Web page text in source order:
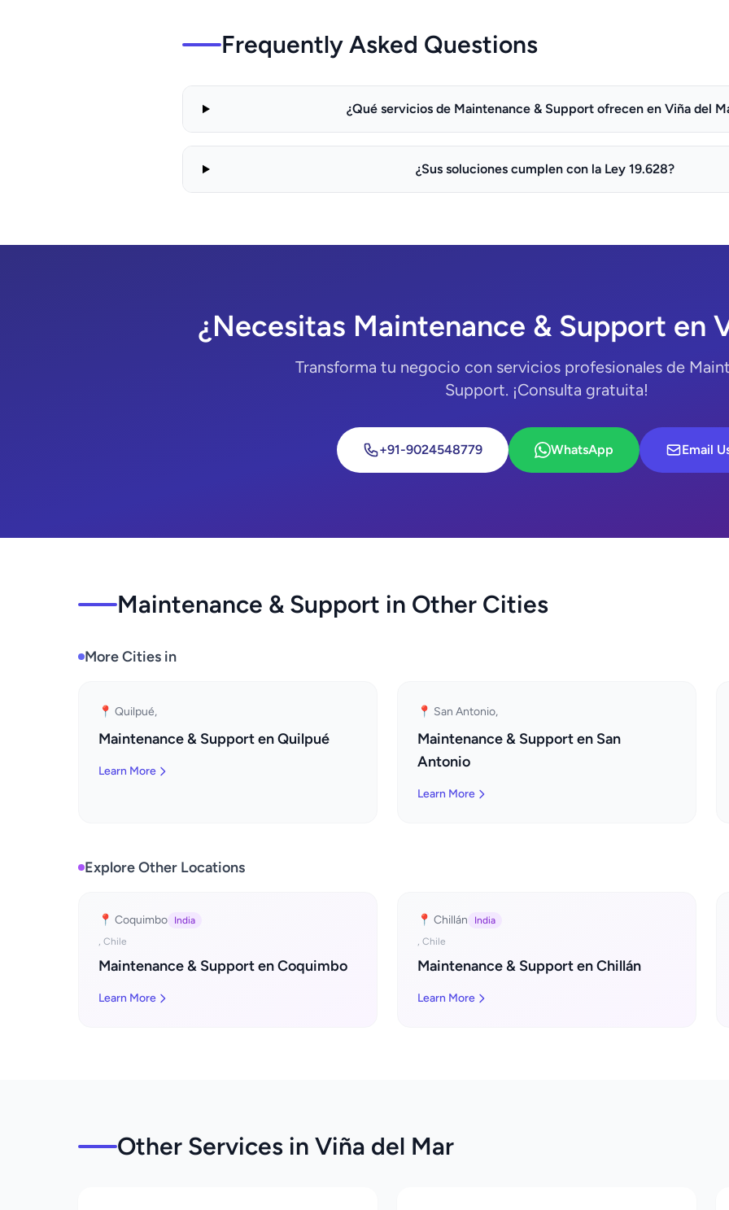
Frequently Asked Questions
¿Qué servicios de Maintenance & Support ofrecen en Viña del
¿Sus soluciones cumplen con la Ley 19.628?
¿Necesitas Maintenance & Support en
Transforma tu negocio con servicios profesionales de
Support. ¡Consulta gratuita!
+91-9024548779 WhatsApp Email
Maintenance & Support in Other Cities
More Cities in
📍 Quilpué,
Maintenance & Support en Quilpué
Learn More
📍 San Antonio,
Maintenance & Support en San
Antonio
Learn More
Explore Other Locations
📍 Coquimbo
India
, Chile
Maintenance & Support en Coquimbo
Learn More
📍 Chillán
India
, Chile
Maintenance & Support en Chillán
Learn More
Other Services in Viña del Mar